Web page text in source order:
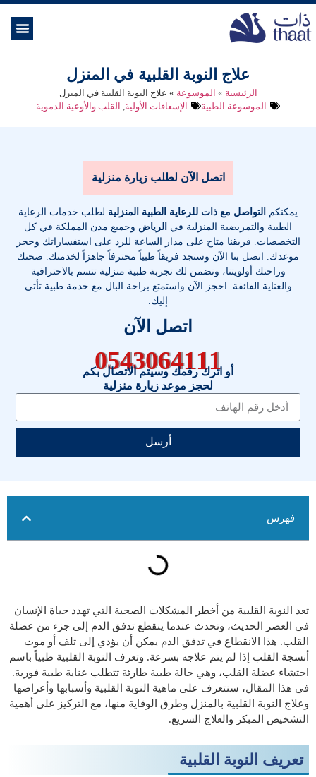
علاج النوبة القلبية في المنزل
الرئيسية » الموسوعة » علاج النوبة القلبية في المنزل
الموسوعة الطبية
الإسعافات الأولية القلب والأوعية الدموية
اتصل الآن لطلب زيارة منزلية
يمكنكم التواصل مع ذات للرعاية الطبية المنزلية لطلب خدمات الرعاية
الطبية والتمريضية المنزلية في الرياض وجميع مدن المملكة في كل
التخصصات . فريقنا متاح على مدار الساعة للرد على استفساراتك وحجز
موعدك. اتصل بنا الآن وستجد فريقاً طبياً محترفاً جاهزاً لخدمتك. صحتك
وراحتك أولويتنا، ونضمن لك تجربة طبية منزلية تتسم بالاحترافية
والعناية الفائقة. احجز الآن واستمتع براحة البال مع خدمة طبية تأتي
إليك.
اتصل الآن
0543064111
أو اترك رقمك وسيتم الاتصال بكم
لحجز موعد زيارة منزلية
أرسل
فهرس
تعد النوبة القلبية من أخطر المشكلات الصحية التي تهدد حياة الإنسان
في العصر الحديث، وتحدث عندما ينقطع تدفق الدم إلى جزء من عضلة
القلب. هذا الانقطاع في تدفق الدم يمكن أن يؤدي إلى تلف أو موت
أنسجة القلب إذا لم يتم علاجه بسرعة. وتعرف النوبة القلبية طبياً باسم
احتشاء عضلة القلب، وهي حالة طبية طارئة تتطلب عناية طبية فورية.
في هذا المقال، سنتعرف على ماهية النوبة القلبية وأسبابها وأعراضها
وعلاج النوبة القلبية بالمنزل وطرق الوقاية منها، مع التركيز على أهمية
التشخيص المبكر والعلاج السريع.
تعريف النوبة القلبية